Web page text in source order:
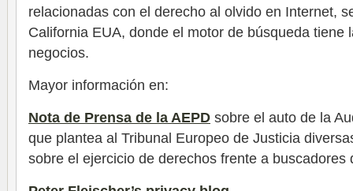
relacionadas con el derecho al olvido en Internet,
California EUA, donde el motor de búsqueda tiene
negocios.
Mayor información en:
Nota de Prensa de la AEPD sobre el auto de la
que plantea al Tribunal Europeo de Justicia
sobre el ejercicio de derechos frente a buscadores